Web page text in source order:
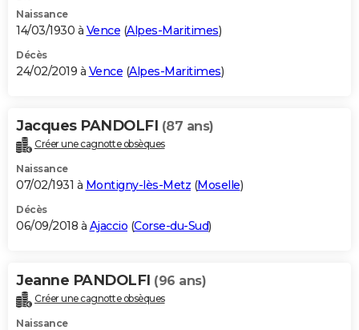
Naissance
14/03/1930 à Vence (Alpes-Maritimes)
Décès
24/02/2019 à Vence (Alpes-Maritimes)
Jacques PANDOLFI (87 ans)
Créer une cagnotte obsèques
Naissance
07/02/1931 à Montigny-lès-Metz (Moselle)
Décès
06/09/2018 à Ajaccio (Corse-du-Sud)
Jeanne PANDOLFI (96 ans)
Créer une cagnotte obsèques
Naissance